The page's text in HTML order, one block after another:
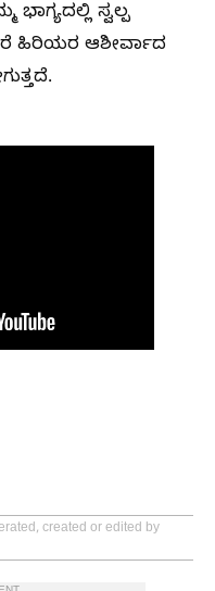
ಭಾಗ್ಯದಲ್ಲಿ ಸ್ವಲ್ಪ
ಹಿರಿಯರ ಆಶೀರ್ವಾದ
created or edited by